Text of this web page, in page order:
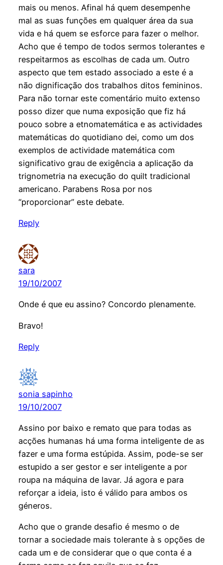
mais ou menos. Afinal há quem desempenhe
mal as suas funções em qualquer área da sua
vida e há quem se esforce para fazer o melhor.
Acho que é tempo de todos sermos tolerantes e
respeitarmos as escolhas de cada um. Outro
aspecto que tem estado associado a este é a
não dignificação dos trabalhos ditos femininos.
Para não tornar este comentário muito extenso
posso dizer que numa exposição que fiz há
pouco sobre a etnomatemática e as actividades
matemáticas do quotidiano dei, como um dos
exemplos de actividade matemática com
significativo grau de exigência a aplicação da
trignometria na execução do quilt tradicional
americano. Parabens Rosa por nos
“proporcionar” este debate.
Reply
sara
19/10/2007
Onde é que eu assino? Concordo plenamente.
Bravo!
Reply
sonia sapinho
19/10/2007
Assino por baixo e remato que para todas as
acções humanas há uma forma inteligente de as
fazer e uma forma estúpida. Assim, pode-se ser
estupido a ser gestor e ser inteligente a por
roupa na máquina de lavar. Já agora e para
reforçar a ideia, isto é válido para ambos os
géneros.
Acho que o grande desafio é mesmo o de
tornar a sociedade mais tolerante à s opções de
cada um e de considerar que o que conta é a